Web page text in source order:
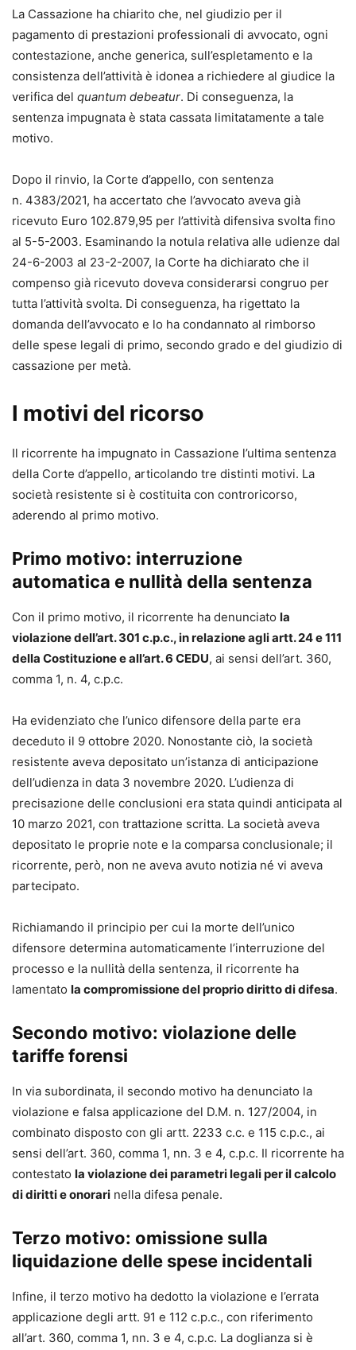
La Cassazione ha chiarito che, nel giudizio per il
pagamento di prestazioni professionali di avvocato, ogni
contestazione, anche generica, sull’espletamento e la
consistenza dell’attività è idonea a richiedere al giudice la
verifica del quantum debeatur. Di conseguenza, la
sentenza impugnata è stata cassata limitatamente a tale
motivo.
Dopo il rinvio, la Corte d’appello, con sentenza
n. 4383/2021, ha accertato che l’avvocato aveva già
ricevuto Euro 102.879,95 per l’attività difensiva svolta fino
al 5-5-2003. Esaminando la notula relativa alle udienze dal
24-6-2003 al 23-2-2007, la Corte ha dichiarato che il
compenso già ricevuto doveva considerarsi congruo per
tutta l’attività svolta. Di conseguenza, ha rigettato la
domanda dell’avvocato e lo ha condannato al rimborso
delle spese legali di primo, secondo grado e del giudizio di
cassazione per metà.
I motivi del ricorso
Il ricorrente ha impugnato in Cassazione l’ultima sentenza
della Corte d’appello, articolando tre distinti motivi. La
società resistente si è costituita con controricorso,
aderendo al primo motivo.
Primo motivo: interruzione
automatica e nullità della sentenza
Con il primo motivo, il ricorrente ha denunciato la
violazione dell’art. 301 c.p.c., in relazione agli artt. 24 e 111
della Costituzione e all’art. 6 CEDU, ai sensi dell’art. 360,
comma 1, n. 4, c.p.c.
Ha evidenziato che l’unico difensore della parte era
deceduto il 9 ottobre 2020. Nonostante ciò, la società
resistente aveva depositato un’istanza di anticipazione
dell’udienza in data 3 novembre 2020. L’udienza di
precisazione delle conclusioni era stata quindi anticipata al
10 marzo 2021, con trattazione scritta. La società aveva
depositato le proprie note e la comparsa conclusionale; il
ricorrente, però, non ne aveva avuto notizia né vi aveva
partecipato.
Richiamando il principio per cui la morte dell’unico
difensore determina automaticamente l’interruzione del
processo e la nullità della sentenza, il ricorrente ha
lamentato la compromissione del proprio diritto di difesa.
Secondo motivo: violazione delle
tariffe forensi
In via subordinata, il secondo motivo ha denunciato la
violazione e falsa applicazione del D.M. n. 127/2004, in
combinato disposto con gli artt. 2233 c.c. e 115 c.p.c., ai
sensi dell’art. 360, comma 1, nn. 3 e 4, c.p.c. Il ricorrente ha
contestato la violazione dei parametri legali per il calcolo
di diritti e onorari nella difesa penale.
Terzo motivo: omissione sulla
liquidazione delle spese incidentali
Infine, il terzo motivo ha dedotto la violazione e l’errata
applicazione degli artt. 91 e 112 c.p.c., con riferimento
all’art. 360, comma 1, nn. 3 e 4, c.p.c. La doglianza si è